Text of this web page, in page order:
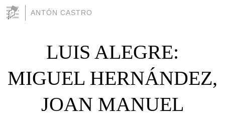
ANTÓN CASTRO
LUIS ALEGRE:
MIGUEL HERNÁNDEZ,
JOAN MANUEL